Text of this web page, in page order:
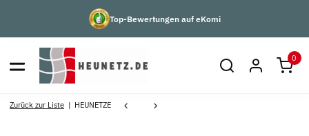
Top-Bewertungen auf eKomi
0
Zurück zur Liste HEUNETZE